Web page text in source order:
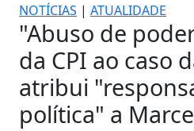
NOTÍCIAS | ATUALIDADE
"Abuso de
da CPI ao caso
atribui
política" a